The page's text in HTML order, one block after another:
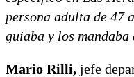
persona adulta de 47
guiaba y los
Mario Rilli, jefe